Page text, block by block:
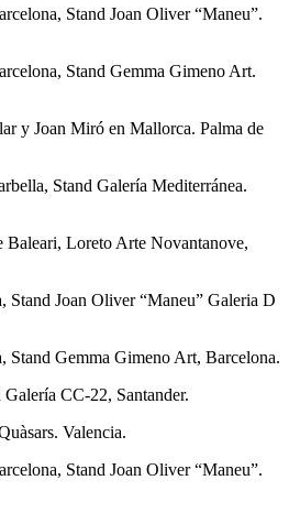
Stand Joan Oliver “Maneu”.
Stand Gemma Gimeno Art.
y Joan Miró en Mallorca. Palma de
Stand Galería Mediterránea.
Loreto Arte Novantanove,
Stand Joan Oliver “Maneu” Galeria D
Stand Gemma Gimeno Art, Barcelona.
CC-22, Santander.
Valencia.
Stand Joan Oliver “Maneu”.